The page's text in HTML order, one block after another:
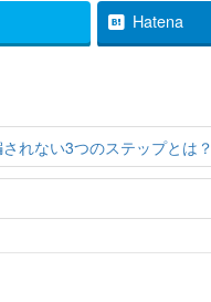
Hatena
れない3つのステップとは？